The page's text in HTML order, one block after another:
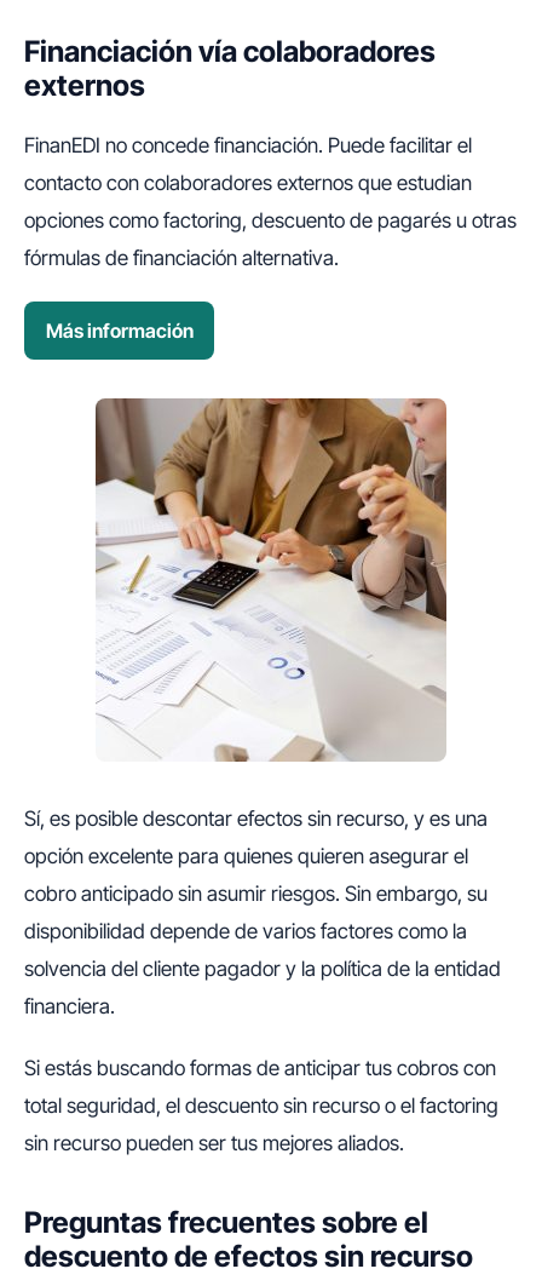
Financiación vía colaboradores
externos
FinanEDI no concede financiación. Puede facilitar el
contacto con colaboradores externos que estudian
opciones como factoring, descuento de pagarés u otras
fórmulas de financiación alternativa.
Más información
Sí, es posible descontar efectos sin recurso, y es una
opción excelente para quienes quieren asegurar el
cobro anticipado sin asumir riesgos. Sin embargo, su
disponibilidad depende de varios factores como la
solvencia del cliente pagador y la política de la entidad
financiera.
Si estás buscando formas de anticipar tus cobros con
total seguridad, el descuento sin recurso o el factoring
sin recurso pueden ser tus mejores aliados.
Preguntas frecuentes sobre el
descuento de efectos sin recurso